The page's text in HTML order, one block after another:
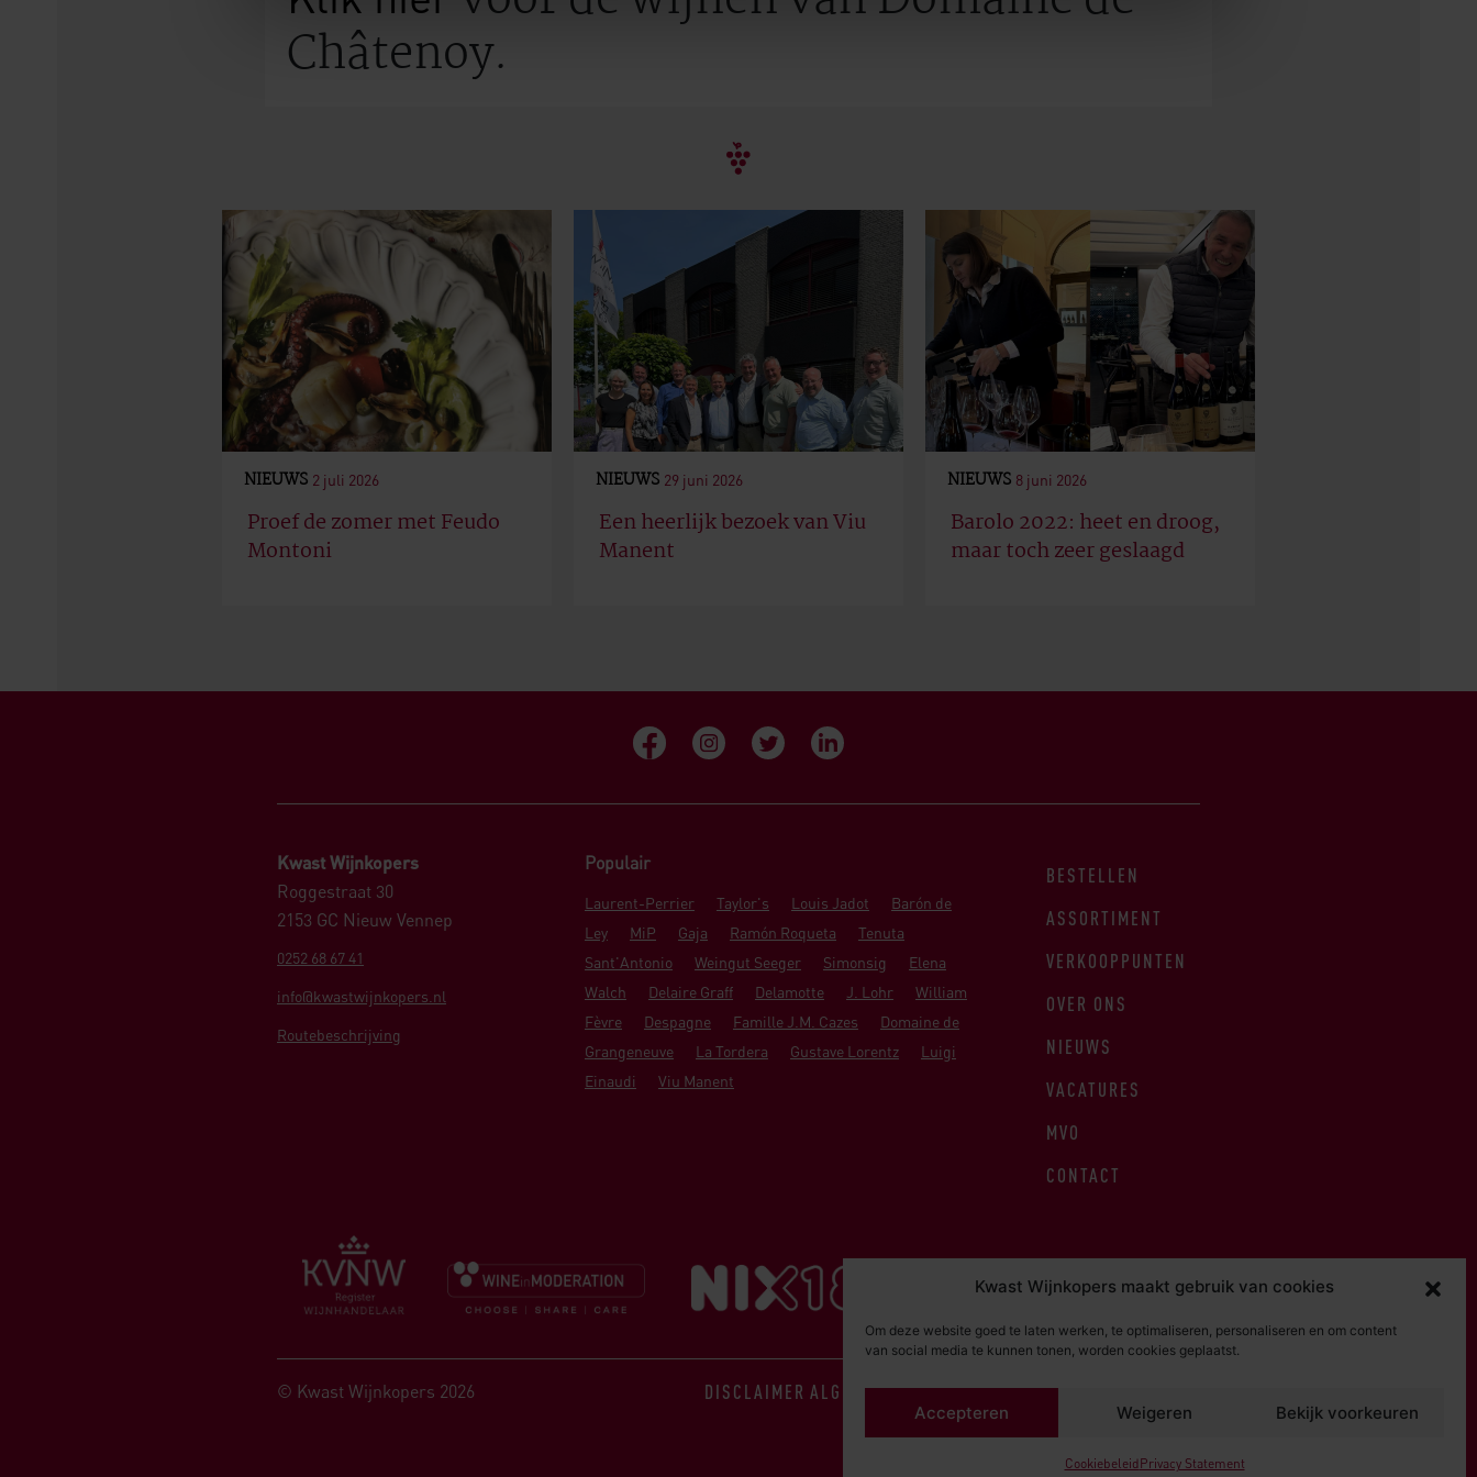
Kwast Wijnkopers maakt gebruik van cookies
Om deze website goed te laten werken, te optimaliseren, personaliseren en om content
van social media te kunnen tonen, worden cookies geplaatst.
Accepteren Weigeren Bekijk voorkeuren
CookiebeleidPrivacy Statement
Châtenoy.
NIEUWS 2 juli 2026
Proef de zomer met Feudo
Montoni
NIEUWS 29 juni 2026
Een heerlijk bezoek van Viu
Manent
NIEUWS 8 juni 2026
Barolo 2022: heet en droog,
maar toch zeer geslaagd
Kwast Wijnkopers
Roggestraat 30
2153 GC Nieuw Vennep
0252 68 67 41
info@kwastwijnkopers.nl
Routebeschrijving
Populair
Laurent-Perrier Taylor's Louis Jadot
Barón de
Ley
MiP Gaja Ramón Roqueta
Tenuta
Sant'Antonio
Weingut Seeger Simonsig
Elena
Walch
Delaire Graff Delamotte J. Lohr
William
Fèvre
Despagne Famille J.M. Cazes
Domaine de
Grangeneuve
La Tordera Gustave Lorentz
Luigi
Einaudi
Viu Manent
BESTELLEN
ASSORTIMENT
VERKOOPPUNTEN
OVER ONS
NIEUWS
VACATURES
MVO
CONTACT
© Kwast Wijnkopers 2026 DISCLAIMER ALGEMENE VOORWAARDENPRIVACY STATEMENT